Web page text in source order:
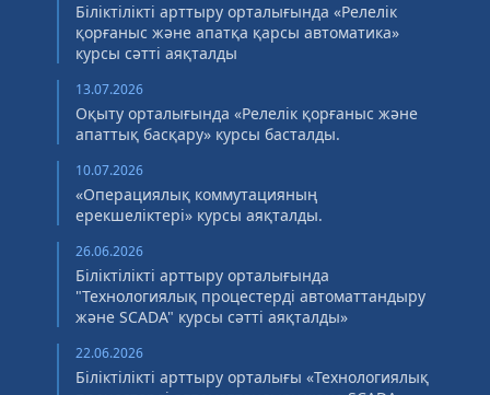
Біліктілікті арттыру орталығында «Релелік
қорғаныс және апатқа қарсы автоматика»
курсы сәтті аяқталды
13.07.2026
Оқыту орталығында «Релелік қорғаныс және
апаттық басқару» курсы басталды.
10.07.2026
«Операциялық коммутацияның
ерекшеліктері» курсы аяқталды.
26.06.2026
Біліктілікті арттыру орталығында
"Технологиялық процестерді автоматтандыру
және SCADA" курсы сәтті аяқталды»
22.06.2026
Біліктілікті арттыру орталығы «Технологиялық